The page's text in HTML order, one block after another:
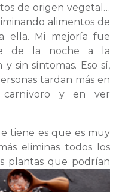
de origen vegetal…
alimentos de
ella. Mi mejoría fue
de la noche a la
sin síntomas. Eso sí,
tardan más en
carnívoro y en ver
tiene es que es muy
eliminas todos los
plantas que podrían